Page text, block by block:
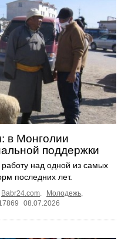
в Монголии
поддержки
над одной из самых
последних лет.
Babr24.com Молодежь
08.07.2026